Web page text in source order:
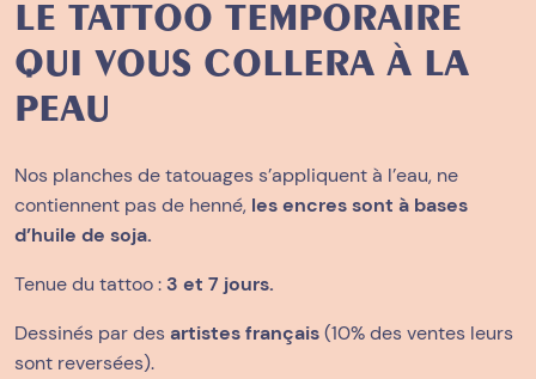
LE TATTOO TEMPORAIRE
QUI VOUS COLLERA À LA
PEAU
Nos planches de tatouages s’appliquent à l’eau, ne
contiennent pas de henné, les encres sont à bases
d’huile de soja.
Tenue du tattoo :3 et 7 jours.
Dessinés par desartistes français(10% des ventes leurs
sont reversées).